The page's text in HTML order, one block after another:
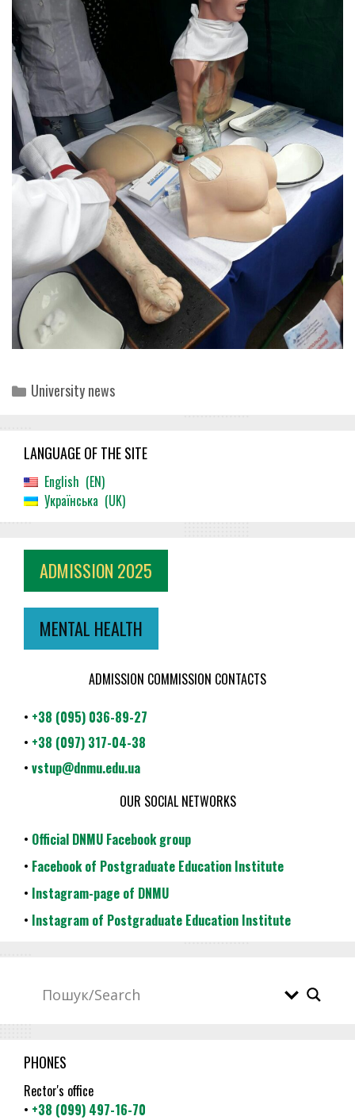
Categories
University news
LANGUAGE OF THE SITE
English
EN
Українська
UK
ADMISSION 2025
MENTAL HEALTH
ADMISSION COMMISSION CONTACTS
• +38 (095) 036-89-27
• +38 (097) 317-04-38
• vstup@dnmu.edu.ua
OUR SOCIAL NETWORKS
• Official DNMU Facebook group
• Facebook of Postgraduate Education Institute
• Instagram-page of DNMU
• Instagram of Postgraduate Education Institute
PHONES
Rector's office
• +38 (099) 497-16-70